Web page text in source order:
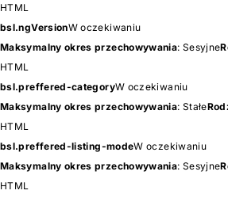
HTML
bsl.ngVersionW oczekiwaniu
Maksymalny okres przechowywania: Sesyjne
HTML
bsl.preffered-categoryW oczekiwaniu
Maksymalny okres przechowywania: Stałe
HTML
bsl.preffered-listing-modeW oczekiwaniu
Maksymalny okres przechowywania: Sesyjne
HTML